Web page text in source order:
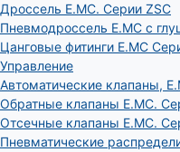
Дроссель E.MC. Серии ZSC
Пневмодроссель E.MC с
Цанговые фитинги E.MC
Управление
Автоматические клапаны,
Обратные клапаны E.MC.
Отсечные клапаны E.MC.
Пневматические